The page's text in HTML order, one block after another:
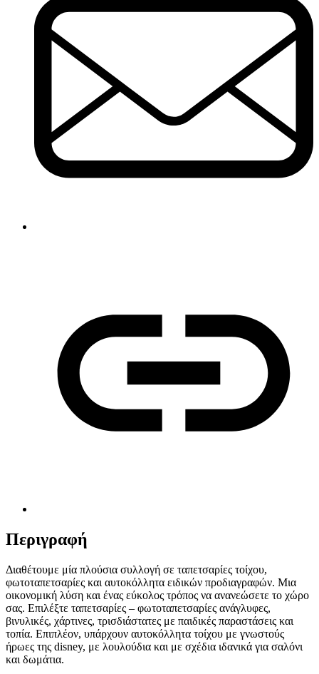
Περιγραφή
Διαθέτουμε μία πλούσια συλλογή σε ταπετσαρίες τοίχου,
φωτοταπετσαρίες και αυτοκόλλητα ειδικών προδιαγραφών. Μια
οικονομική λύση και ένας εύκολος τρόπος να ανανεώσετε το χώρο
σας. Επιλέξτε ταπετσαρίες – φωτοταπετσαρίες ανάγλυφες,
βινυλικές, χάρτινες, τρισδιάστατες με παιδικές παραστάσεις και
τοπία. Επιπλέον, υπάρχουν αυτοκόλλητα τοίχου με γνωστούς
ήρωες της disney, με λουλούδια και με σχέδια ιδανικά για σαλόνι
και δωμάτια.